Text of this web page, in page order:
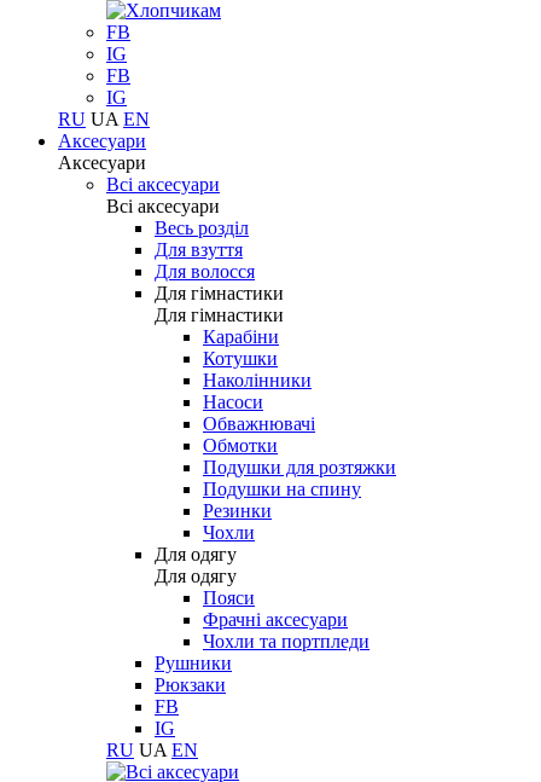
FB
IG
FB
IG
RU UA EN
Аксесуари
Аксесуари
Всі аксесуари
Всі аксесуари
Весь розділ
Для взуття
Для волосся
Для гімнастики
Для гімнастики
Карабіни
Котушки
Наколінники
Насоси
Обважнювачі
Обмотки
Подушки для розтяжки
Подушки на спину
Резинки
Чохли
Для одягу
Для одягу
Пояси
Фрачні аксесуари
Чохли та портпледи
Рушники
Рюкзаки
FB
IG
RU UA EN